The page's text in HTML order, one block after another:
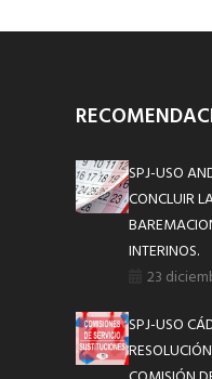
SPJ-USO
CONCLUIR
INTERINOS.
23
SPJ-USO